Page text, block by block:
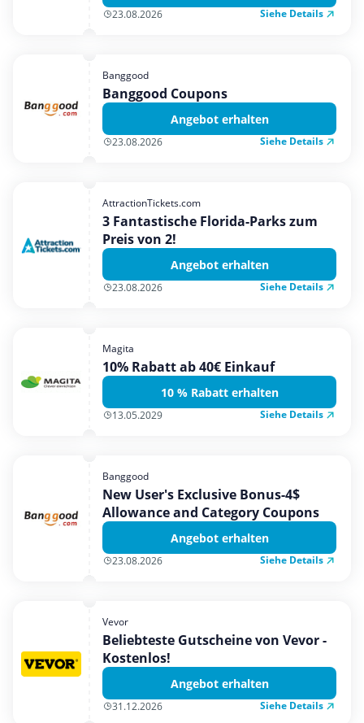
23.08.2026 Siehe Details
Banggood
Banggood Coupons
Angebot erhalten
23.08.2026 Siehe Details
AttractionTickets.com
3 Fantastische Florida-Parks zum
Preis von 2!
Angebot erhalten
23.08.2026 Siehe Details
Magita
10% Rabatt ab 40€ Einkauf
10 % Rabatt erhalten
13.05.2029 Siehe Details
Banggood
New User's Exclusive Bonus-4$
Allowance and Category Coupons
Angebot erhalten
23.08.2026 Siehe Details
Vevor
Beliebteste Gutscheine von Vevor -
Kostenlos!
Angebot erhalten
31.12.2026 Siehe Details